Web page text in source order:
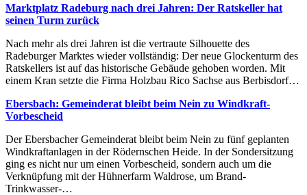
Marktplatz Radeburg nach drei Jahren: Der Ratskeller hat
seinen Turm zurück
Nach mehr als drei Jahren ist die vertraute Silhouette des
Radeburger Marktes wieder vollständig: Der neue Glockenturm des
Ratskellers ist auf das historische Gebäude gehoben worden. Mit
einem Kran setzte die Firma Holzbau Rico Sachse aus Berbisdorf…
Ebersbach: Gemeinderat bleibt beim Nein zu Windkraft-
Vorbescheid
Der Ebersbacher Gemeinderat bleibt beim Nein zu fünf geplanten
Windkraftanlagen in der Rödernschen Heide. In der Sondersitzung
ging es nicht nur um einen Vorbescheid, sondern auch um die
Verknüpfung mit der Hühnerfarm Waldrose, um Brand-
Trinkwasser-…